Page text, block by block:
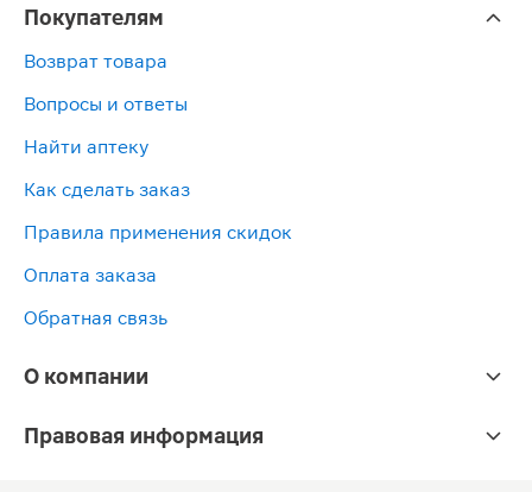
Покупателям
Возврат товара
Вопросы и ответы
Найти аптеку
Как сделать заказ
Правила применения скидок
Оплата заказа
Обратная связь
О компании
Правовая информация